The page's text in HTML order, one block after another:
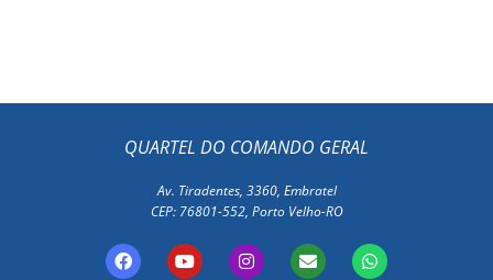
QUARTEL DO COMANDO GERAL
Av. Tiradentes, 3360, Embratel
CEP: 76801-552, Porto Velho-RO
F
a
Y
o
I
n
E
n
W
h